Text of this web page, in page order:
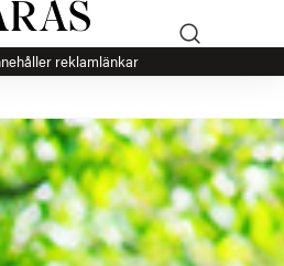
reklamlänkar